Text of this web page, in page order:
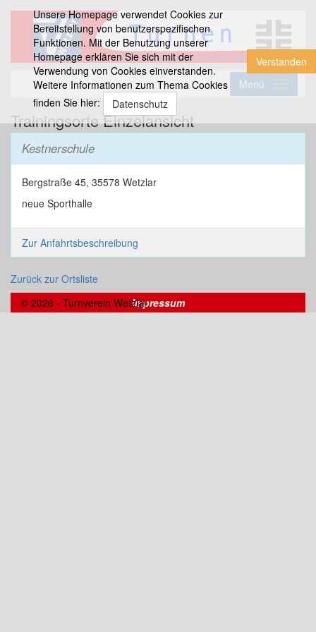
Unsere Homepage verwendet Cookies zur
Bereitstellung von benutzerspezifischen
Funktionen. Mit der Benutzung unserer
Homepage erklären Sie sich mit der
Verwendung von Cookies einverstanden.
Weitere Informationen zum Thema Cookies
finden Sie hier:
Datenschutz
Verstanden
Menü
Trainingsorte Einzelansicht
Kestnerschule
Bergstraße 45, 35578 Wetzlar
neue Sporthalle
Zur Anfahrtsbeschreibung
Zurück zur Ortsliste
© 2026 - Turnverein WetzlarImpressum